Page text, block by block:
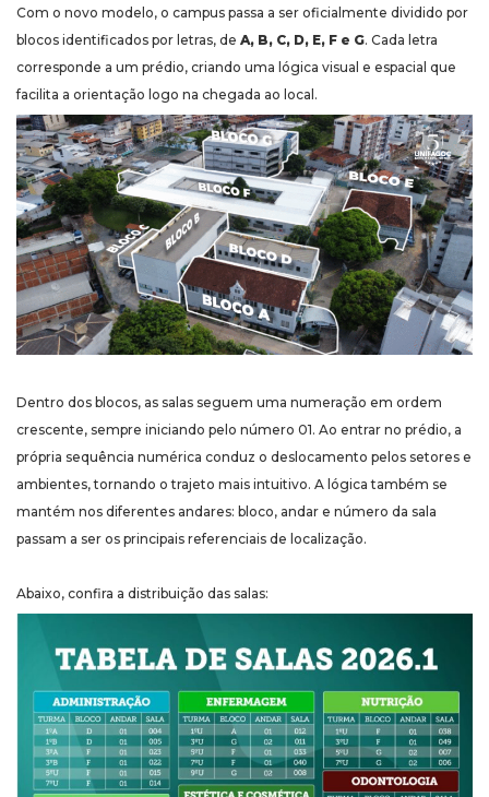
Com o novo modelo, o campus passa a ser oficialmente dividido por
blocos identificados por letras, de A, B, C, D, E, F e G. Cada letra
corresponde a um prédio, criando uma lógica visual e espacial que
facilita a orientação logo na chegada ao local.
Dentro dos blocos, as salas seguem uma numeração em ordem
crescente, sempre iniciando pelo número 01. Ao entrar no prédio, a
própria sequência numérica conduz o deslocamento pelos setores e
ambientes, tornando o trajeto mais intuitivo. A lógica também se
mantém nos diferentes andares: bloco, andar e número da sala
passam a ser os principais referenciais de localização.
Abaixo, confira a distribuição das salas: